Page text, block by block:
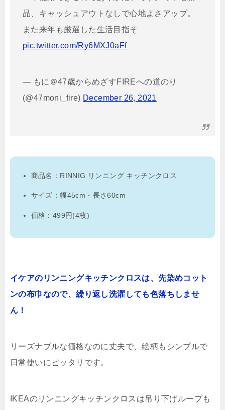
品、キャッシュアウトなしで心地よさアップ。
また来年も厳選した生活目指そ
pic.twitter.com/Ry6MXJ0aFf
— もに＠47歳からめざすFIREへの道のり
(@47moni_fire) December 26, 2021
商品名：RINNIG リンニング キッチンクロス
サイズ：幅45cm・長さ60cm
価格：499円(4枚)
イケアのリンニングキッチンクロスは、先染めコット
ンの布巾なので、繰り返し洗濯しても色落ちしませ
ん！
リーズナブルな価格なのに丈夫で、絵柄もシンプルで
日常使いにピッタリです。
IKEAのリンニングキッチンクロスは吊り下げループも